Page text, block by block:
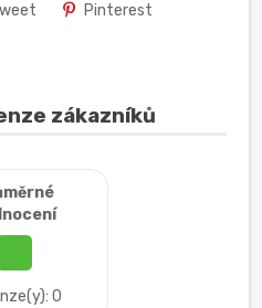
Pinterest
zákazníků
0